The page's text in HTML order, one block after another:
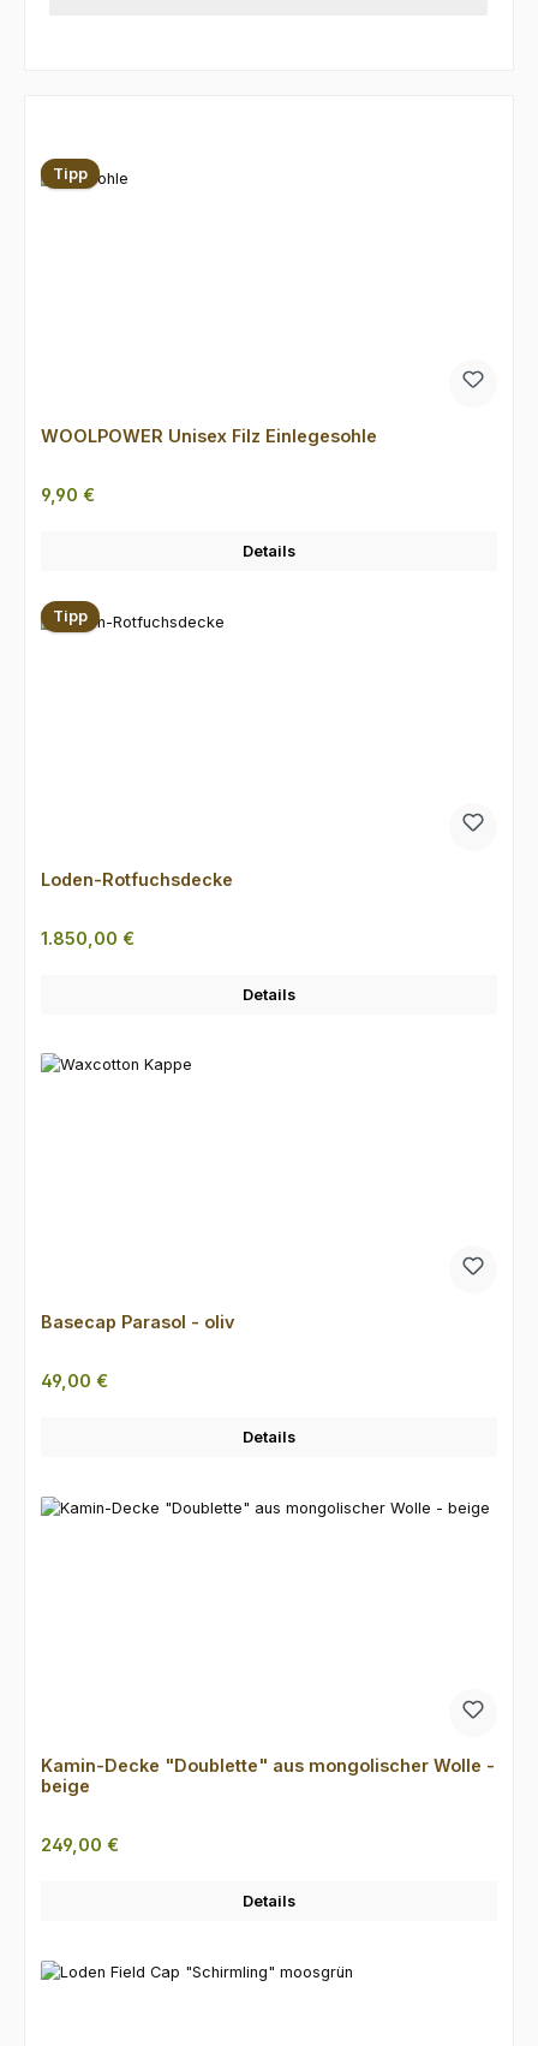
Tipp
WOOLPOWER Unisex Filz Einlegesohle
Regulärer Preis:
9,90 €
Details
Tipp
Loden-Rotfuchsdecke
Regulärer Preis:
1.850,00 €
Details
Basecap Parasol - oliv
Regulärer Preis:
49,00 €
Details
Kamin-Decke "Doublette" aus mongolischer Wolle -
beige
Regulärer Preis:
249,00 €
Details